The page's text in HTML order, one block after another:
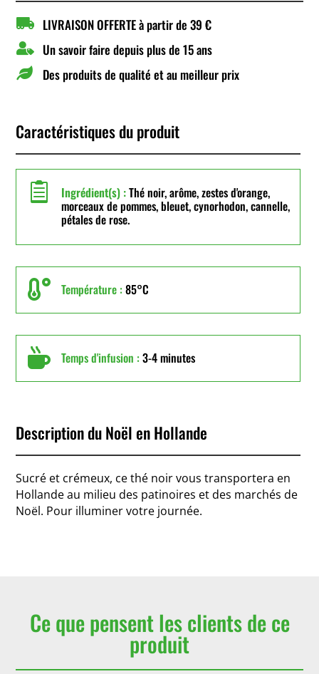
 LIVRAISON OFFERTE à partir de 39 €
 Un savoir faire depuis plus de 15 ans
 Des produits de qualité et au meilleur prix
Caractéristiques du produit
 Ingrédient(s) :Thé noir, arôme, zestes d'orange,
morceaux de pommes, bleuet, cynorhodon, cannelle,
pétales de rose.
 Température : 85°C
 Temps d'infusion : 3-4 minutes
Description du Noël en Hollande
Sucré et crémeux, ce thé noir vous transportera en
Hollande au milieu des patinoires et des marchés de
Noël. Pour illuminer votre journée.
Ce que pensent les clients de ce
produit